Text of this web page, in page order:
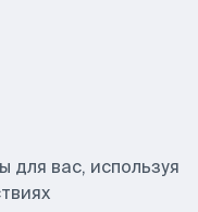
вас, используя